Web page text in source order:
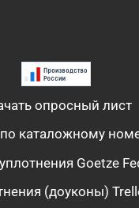
опросный лист
каталожному
Goetze
(доуконы)